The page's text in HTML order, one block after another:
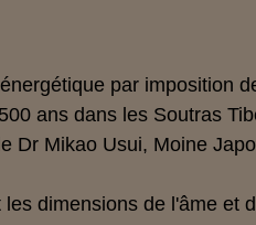
par imposition
ans dans les Soutras
Dr Mikao Usui, Moine
dimensions de l'âme et